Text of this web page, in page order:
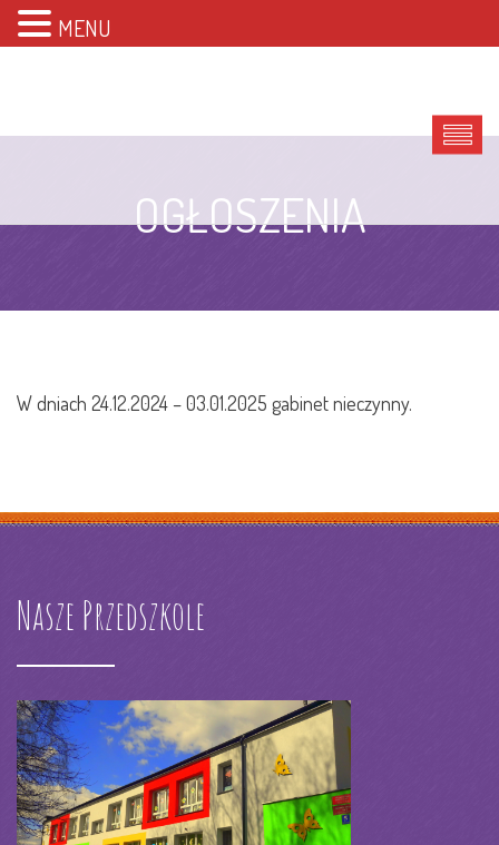
OGŁOSZENIA
W dniach 24.12.2024 – 03.01.2025 gabinet nieczynny.
Nasze Przedszkole
MENU